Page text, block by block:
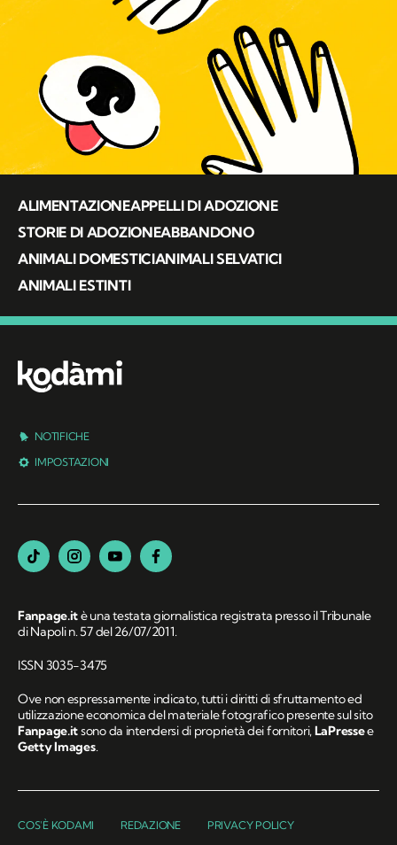
ALIMENTAZIONEAPPELLI DI ADOZIONE
STORIE DI ADOZIONEABBANDONO
ANIMALI DOMESTICIANIMALI SELVATICI
ANIMALI ESTINTI
NOTIFICHE
IMPOSTAZIONI
Fanpage.itè una testata giornalistica registrata presso il Tribunale
di Napoli n. 57 del 26/07/2011.
ISSN 3035-3475
Ove non espressamente indicato, tutti i diritti di sfruttamento ed
utilizzazione economica del materiale fotografico presente sul sito
Fanpage.itsono da intendersi di proprietà dei fornitori,LaPressee
Getty Images.
COS'È KODAMI REDAZIONE PRIVACY POLICY